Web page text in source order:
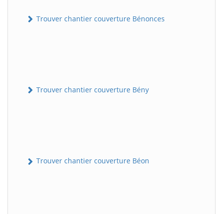
Trouver chantier couverture Bénonces
Trouver chantier couverture Bény
Trouver chantier couverture Béon